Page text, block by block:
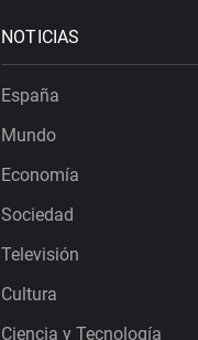
NOTICIAS
España
Mundo
Economía
Sociedad
Televisión
Cultura
Ciencia y Tecnología